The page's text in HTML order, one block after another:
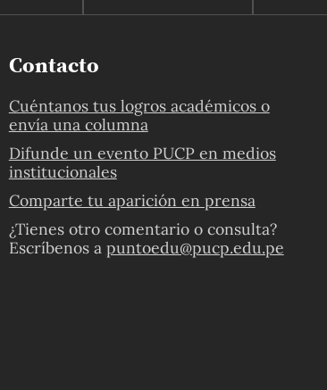
Contacto
Cuéntanos tus logros académicos o
envía una columna
Difunde un evento PUCP en medios
institucionales
Comparte tu aparición en prensa
¿Tienes otro comentario o consulta?
Escríbenos a puntoedu@pucp.edu.pe